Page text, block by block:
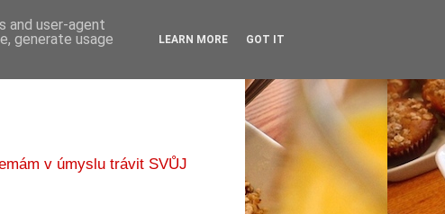
v úmyslu trávit SVŮJ
and user-agent
generate usage
LEARN MORE GOT IT